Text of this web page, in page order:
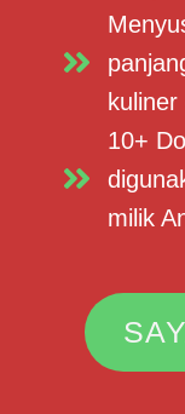
kuliner
10+
milik